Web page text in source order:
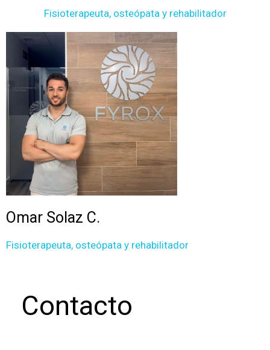
Fisioterapeuta, osteópata y rehabilitador
Omar Solaz C.
Fisioterapeuta, osteópata y rehabilitador
Contacto